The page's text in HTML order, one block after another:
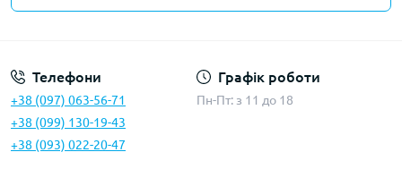
Телефони
+38 (097) 063-56-71
+38 (099) 130-19-43
+38 (093) 022-20-47
Графік роботи
Пн-Пт: з 11 до 18